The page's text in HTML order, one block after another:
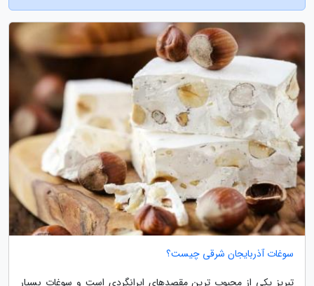
سوغات آذربایجان شرقی چیست؟
تبریز یکی از محبوب ترین مقصدهای ایرانگردی است و سوغات بسیار